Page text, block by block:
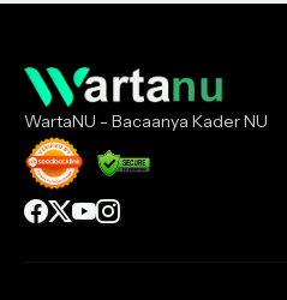
WartaNU - Bacaanya Kader NU